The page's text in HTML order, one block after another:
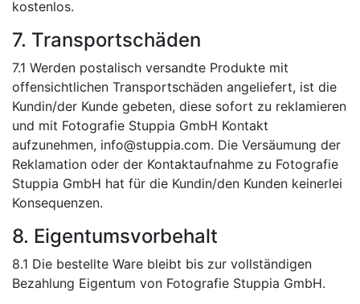
kostenlos.
7. Transportschäden
7.1 Werden postalisch versandte Produkte mit
offensichtlichen Transportschäden angeliefert, ist die
Kundin/der Kunde gebeten, diese sofort zu reklamieren
und mit Fotografie Stuppia GmbH Kontakt
aufzunehmen, info@stuppia.com. Die Versäumung der
Reklamation oder der Kontaktaufnahme zu Fotografie
Stuppia GmbH hat für die Kundin/den Kunden keinerlei
Konsequenzen.
8. Eigentumsvorbehalt
8.1 Die bestellte Ware bleibt bis zur vollständigen
Bezahlung Eigentum von Fotografie Stuppia GmbH.